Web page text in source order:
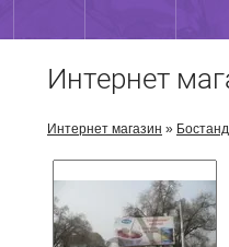
Интернет
Интернет магазин »